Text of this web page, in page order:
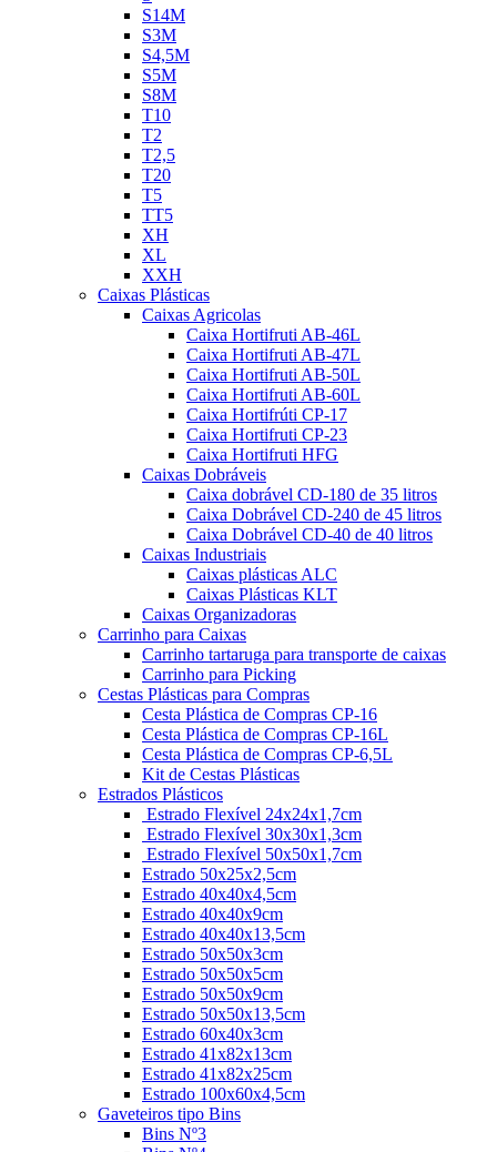
S14M
S3M
S4,5M
S5M
S8M
T10
T2
T2,5
T20
T5
TT5
XH
XL
XXH
Caixas Plásticas
Caixas Agricolas
Caixa Hortifruti AB-46L
Caixa Hortifruti AB-47L
Caixa Hortifruti AB-50L
Caixa Hortifruti AB-60L
Caixa Hortifrúti CP-17
Caixa Hortifruti CP-23
Caixa Hortifruti HFG
Caixas Dobráveis
Caixa dobrável CD-180 de 35 litros
Caixa Dobrável CD-240 de 45 litros
Caixa Dobrável CD-40 de 40 litros
Caixas Industriais
Caixas plásticas ALC
Caixas Plásticas KLT
Caixas Organizadoras
Carrinho para Caixas
Carrinho tartaruga para transporte de caixas
Carrinho para Picking
Cestas Plásticas para Compras
Cesta Plástica de Compras CP-16
Cesta Plástica de Compras CP-16L
Cesta Plástica de Compras CP-6,5L
Kit de Cestas Plásticas
Estrados Plásticos
Estrado Flexível 24x24x1,7cm
Estrado Flexível 30x30x1,3cm
Estrado Flexível 50x50x1,7cm
Estrado 50x25x2,5cm
Estrado 40x40x4,5cm
Estrado 40x40x9cm
Estrado 40x40x13,5cm
Estrado 50x50x3cm
Estrado 50x50x5cm
Estrado 50x50x9cm
Estrado 50x50x13,5cm
Estrado 60x40x3cm
Estrado 41x82x13cm
Estrado 41x82x25cm
Estrado 100x60x4,5cm
Gaveteiros tipo Bins
Bins Nº3